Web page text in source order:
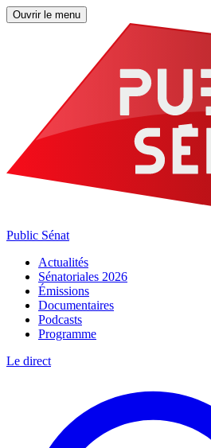
Ouvrir le menu
Public Sénat
Actualités
Sénatoriales 2026
Émissions
Documentaires
Podcasts
Programme
Le direct